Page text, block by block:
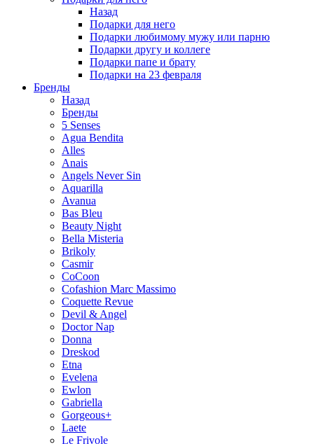
Назад
Подарки для него
Подарки любимому мужу или парню
Подарки другу и коллеге
Подарки папе и брату
Подарки на 23 февраля
Бренды
Назад
Бренды
5 Senses
Agua Bendita
Alles
Anais
Angels Never Sin
Aquarilla
Avanua
Bas Bleu
Beauty Night
Bella Misteria
Brikoly
Casmir
CoCoon
Cofashion Marc Massimo
Coquette Revue
Devil & Angel
Doctor Nap
Donna
Dreskod
Etna
Evelena
Ewlon
Gabriella
Gorgeous+
Laete
Le Frivole